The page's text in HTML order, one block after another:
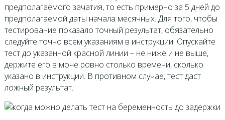
предполагаемого зачатия, то есть примерно за 5 дней до
предполагаемой даты начала месячных. Для того, чтобы
тестирование показало точный результат, обязательно
следуйте точно всем указаниям в инструкции. Опускайте
тест до указанной красной линии – не ниже и не выше,
держите его в моче ровно столько времени, сколько
указано в инструкции. В противном случае, тест даст
ложный результат.